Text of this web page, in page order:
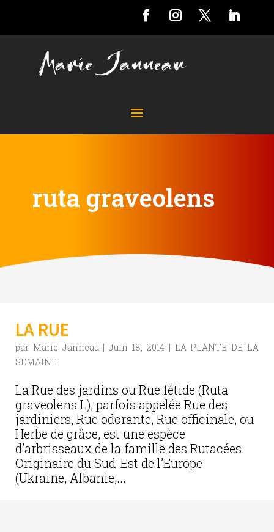
ruta graveolens
LA RUE
par Marie Janneau|Juin 18, 2014| LA PLANTE DE LA
SEMAINE
La Rue des jardins ou Rue fétide (Ruta
graveolens L), parfois appelée Rue des
jardiniers, Rue odorante, Rue officinale, ou
Herbe de grâce, est une espèce
d’arbrisseaux de la famille des Rutacées.
Originaire du Sud-Est de l’Europe
(Ukraine, Albanie,...